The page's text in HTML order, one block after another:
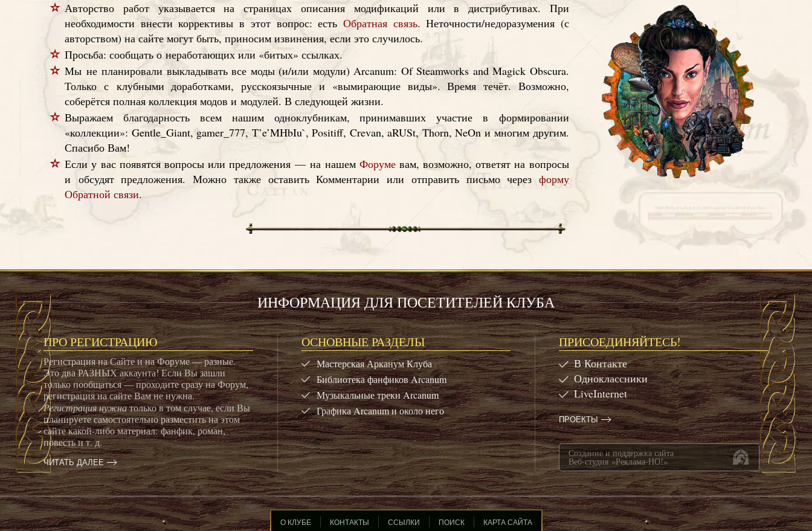
Авторство работ указывается на страницах описания модификаций или в дистрибутивах. При
необходимости внести коррективы в этот вопрос: есть Обратная связь. Неточности/недоразумения (с
авторством) на сайте могут быть, приносим извинения, если это случилось.
Просьба: сообщать о неработающих или «битых» ссылках.
Мы не планировали выкладывать все моды (и/или модули) Arcanum: Of Steamworks and Magick Obscura.
Только с клубными доработками, русскоязычные и «вымирающие виды». Время течёт. Возможно,
соберётся полная коллекция модов и модулей. В следующей жизни.
Выражаем благодарность всем нашим одноклубникам, принимавших участие в формировании
«коллекции»: Gentle_Giant, gamer_777, T’e’MHbIu`, Positiff, Crevan, aRUSt, Thorn, NeOn и многим другим.
Спасибо Вам!
Если у вас появятся вопросы или предложения — на нашем Форумевам, возможно, ответят на вопросы
и обсудят предложения. Можно также оставить Комментарии или отправить письмо через форму
Обратной связи.
ИНФОРМАЦИЯ ДЛЯ ПОСЕТИТЕЛЕЙ КЛУБА
ПРО РЕГИСТРАЦИЮ
Регистрация на Сайте и на Форуме — разные.
Это два РАЗНЫХ аккаунта! Если Вы зашли
только пообщаться — проходите сразу на Форум,
регистрация на сайте Вам не нужна.
Регистрация нужнатолько в том случае, если Вы
планируете самостоятельно разместить на этом
сайте какой-либо материал: фанфик, роман,
повесть и т. д.
ЧИТАТЬ ДАЛЕЕ
ОСНОВНЫЕ РАЗДЕЛЫ
Мастерская Арканум Клуба
Библиотека фанфиков Arcanum
Музыкальные треки Arcanum
Графика Arcanum и около него
ПРИСОЕДИНЯЙТЕСЬ!
В Контакте
Одноклассники
LiveInternet
ПРОЕКТЫ
Создание и поддержка сайта
Веб-студия «Реклама-НО!»
О КЛУБЕ КОНТАКТЫ ССЫЛКИ ПОИСК КАРТА САЙТА